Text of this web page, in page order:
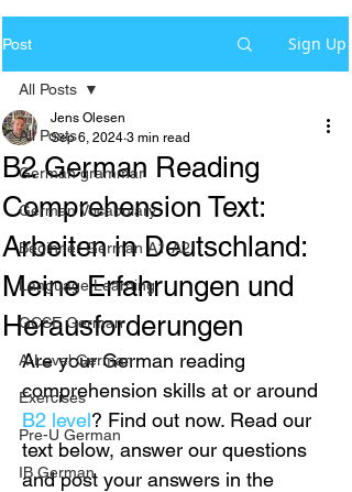
Post Sign Up
All Posts
German grammar
German Vocabulary
Beginner German A1-A2
Language Learning
GCSE German
A-Level German
Exercises
Pre-U German
IB German
All Posts
B2 German Reading
Comprehension Text:
Arbeiten in Deutschland:
Meine Erfahrungen und
Herausforderungen
Jens Olesen
Sep 6, 2024 3 min read
Are your German reading
comprehension skills at or around
B2 level? Find out now. Read our
text below, answer our questions
and post your answers in the